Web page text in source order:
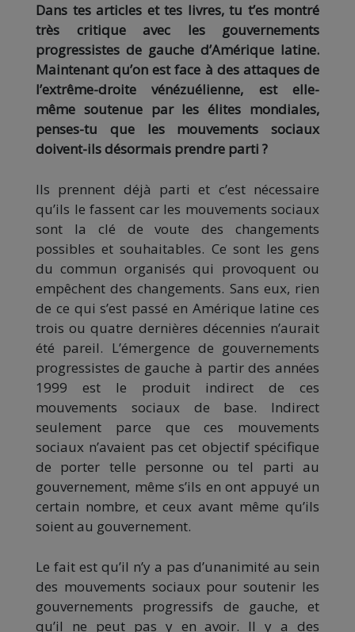
Dans tes articles et tes livres, tu t’es montré
très critique avec les gouvernements
progressistes de gauche d’Amérique latine.
Maintenant qu’on est face à des attaques de
l’extrême-droite vénézuélienne, est elle-
même soutenue par les élites mondiales,
penses-tu que les mouvements sociaux
doivent-ils désormais prendre parti ?
Ils prennent déjà parti et c’est nécessaire
qu’ils le fassent car les mouvements sociaux
sont la clé de voute des changements
possibles et souhaitables. Ce sont les gens
du commun organisés qui provoquent ou
empêchent des changements. Sans eux, rien
de ce qui s’est passé en Amérique latine ces
trois ou quatre dernières décennies n’aurait
été pareil. L’émergence de gouvernements
progressistes de gauche à partir des années
1999 est le produit indirect de ces
mouvements sociaux de base. Indirect
seulement parce que ces mouvements
sociaux n’avaient pas cet objectif spécifique
de porter telle personne ou tel parti au
gouvernement, même s’ils en ont appuyé un
certain nombre, et ceux avant même qu’ils
soient au gouvernement.
Le fait est qu’il n’y a pas d’unanimité au sein
des mouvements sociaux pour soutenir les
gouvernements progressifs de gauche, et
qu’il ne peut pas y en avoir. Il y a des